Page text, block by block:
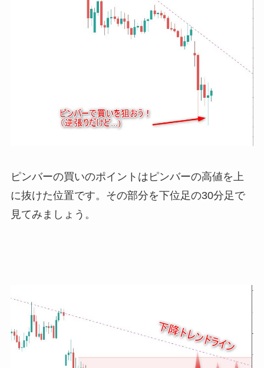
ピンバーの買いのポイントはピンバーの高値を上
に抜けた位置です。その部分を下位足の30分足で
見てみましょう。